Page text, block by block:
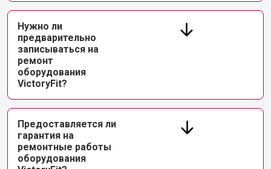
Нужно ли
предварительно
записываться на
ремонт
оборудования
VictoryFit?
Предоставляется ли
гарантия на
ремонтные работы
оборудования